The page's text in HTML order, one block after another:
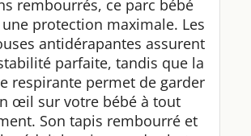
Design Jungle
rembourrés, ce parc bébé
protection maximale. Les
antidérapantes assurent
parfaite, tandis que la
respirante permet de garder
œil sur votre bébé à tout
Son tapis rembourré et